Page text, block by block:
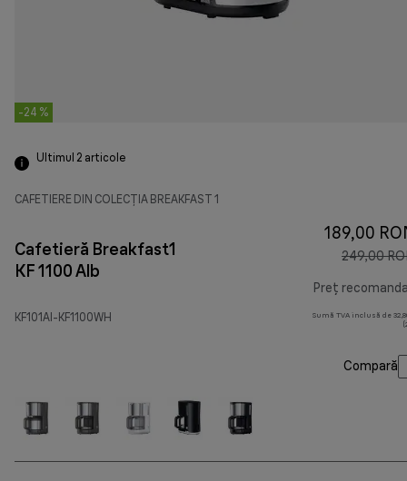
-24 %
Ultimul 2 articole
CAFETIERE DIN COLECȚIA BREAKFAST 1
Cafetieră Breakfast1
KF 1100 Alb
KF101AI-KF1100WH
189,00
249,00
Preț
Sumă TVA inclusă de
Compară